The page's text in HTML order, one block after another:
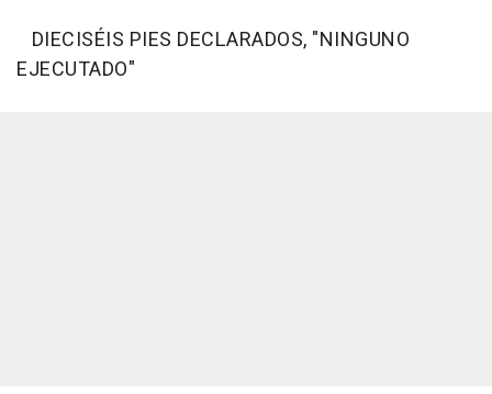
DIECISÉIS PIES DECLARADOS, "NINGUNO
EJECUTADO"